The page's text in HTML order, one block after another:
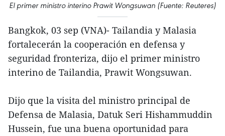
El primer ministro interino Prawit Wongsuwan (Fuente: Reuteres)
Bangkok, 03 sep (VNA)- Tailandia y Malasia
fortalecerán la cooperación en defensa y
seguridad fronteriza, dijo el primer ministro
interino de Tailandia, Prawit Wongsuwan.
Dijo que la visita del ministro principal de
Defensa de Malasia, Datuk Seri Hishammuddin
Hussein, fue una buena oportunidad para